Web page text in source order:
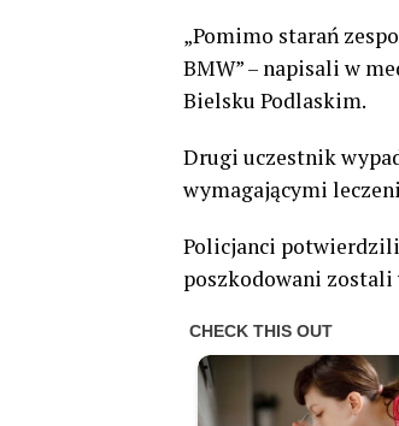
„Pomimo starań
BMW” – napisali w
Bielsku Podlaskim.
Drugi uczestnik
wymagającymi
Policjanci
poszkodowani zostali